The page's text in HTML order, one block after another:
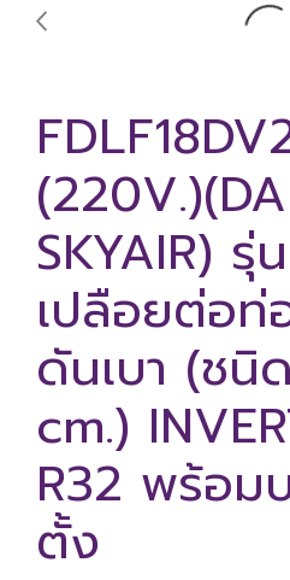
SKYAIR)
เปลือยต่อท่
ดันเบา (ชนิ
cm.)
R32 พร้อม
ตั้ง